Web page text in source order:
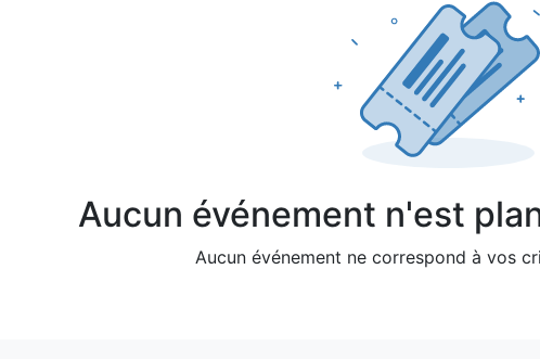
Aucun événement n'est
Aucun événement ne correspond à vos